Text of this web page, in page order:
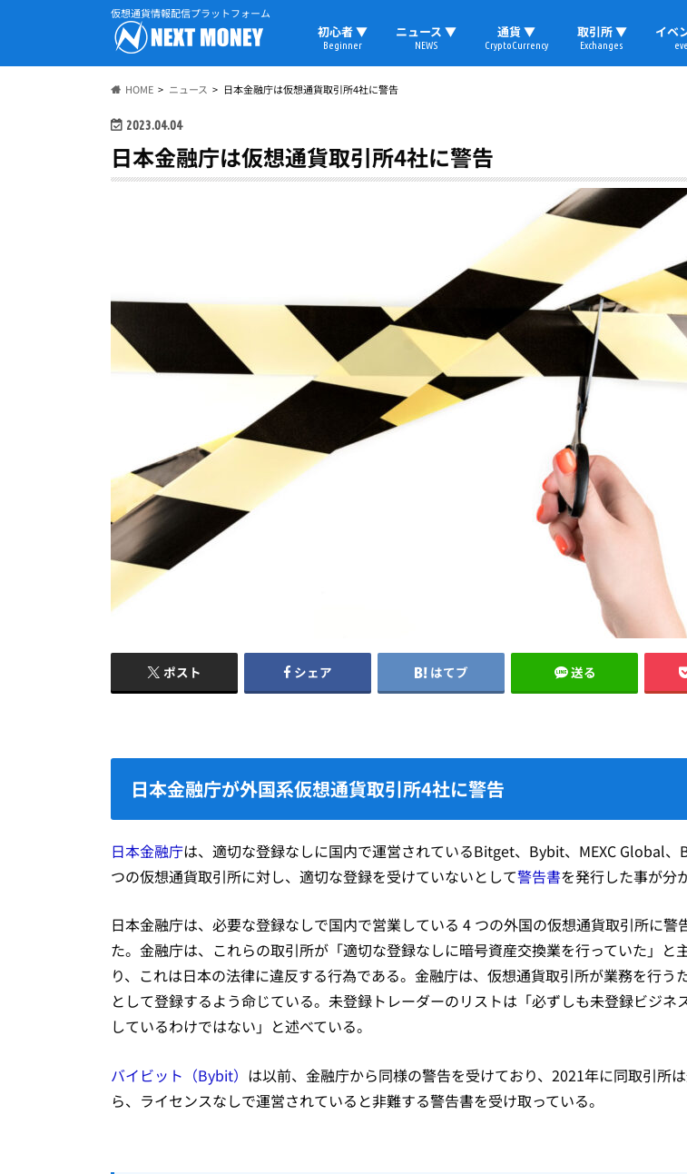
仮想通貨情報配信プラットフォーム
初心者 ▼
Beginner
ニュース ▼
NEWS
通貨 ▼
CryptoCurrency
取引所 ▼
Exchanges
イベ
HOME ニュース 日本金融庁は仮想通貨取引所4社に警告
2023.04.04
日本金融庁は仮想通貨取引所4社に警告
ポスト シェア はてブ 送る
日本金融庁が外国系仮想通貨取引所4社に警告
日本金融庁は、適切な登録なしに国内で運営されているBitget、Bybit、MEXC Global
つの仮想通貨取引所に対し、適切な登録を受けていないとして警告書を発行した事が分
日本金融庁は、必要な登録なしで国内で営業している 4 つの外国の仮想通貨取引所に警
た。金融庁は、これらの取引所が「適切な登録なしに暗号資産交換業を行っていた」と
り、これは日本の法律に違反する行為である。金融庁は、仮想通貨取引所が業務を行う
として登録するよう命じている。未登録トレーダーのリストは「必ずしも未登録ビジネ
しているわけではない」と述べている。
バイビット（Bybit） は以前、金融庁から同様の警告を受けており、2021年に同取引所
ら、ライセンスなしで運営されていると非難する警告書を受け取っている。